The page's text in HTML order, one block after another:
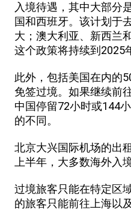
入境待遇，其中大部分
国和西班牙。该计划于
大；澳大利亚、新西兰
这个政策将持续到2025
此外，包括美国在内的
免签过境。如果继续前
中国停留72小时或144
的不同。
北京大兴国际机场的出
上半年，大多数海外入
过境旅客只能在特定区
的旅客只能前往上海以